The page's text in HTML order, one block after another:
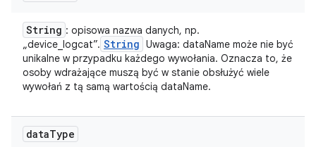
String : opisowa nazwa danych, np.
„device_logcat”. String Uwaga: dataName może nie być
unikalne w przypadku każdego wywołania. Oznacza to, że
osoby wdrażające muszą być w stanie obsłużyć wiele
wywołań z tą samą wartością dataName.
dataType